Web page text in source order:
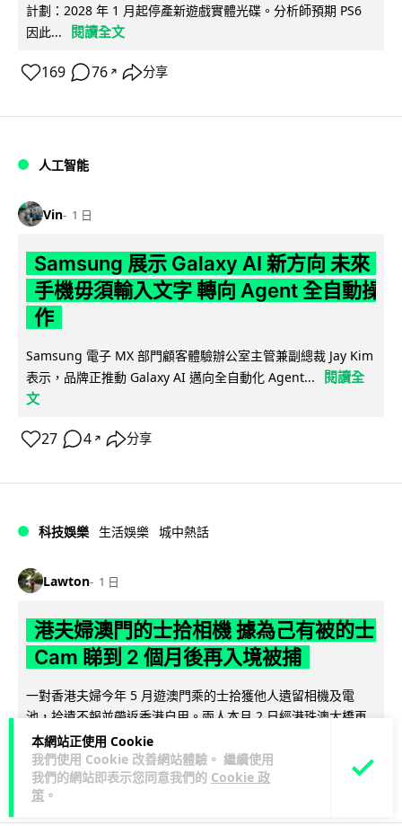
本網站正使用 Cookie
我們使用 Cookie 改善網站體驗。 繼續使用
我們的網站即表示您同意我們的 Cookie 政
策 。
計劃：2028 年 1 月起停產新遊戲實體光碟。分析師預期 PS6
因此...
閱讀全文
169 76 ↗ 分享
人工智能
Vin 1 日
Samsung 展示 Galaxy AI 新方向 未來
手機毋須輸入文字 轉向 Agent 全自動操
作
Samsung 電子 MX 部門顧客體驗辦公室主管兼副總裁 Jay Kim
表示，品牌正推動 Galaxy AI 邁向全自動化 Agent...
閱讀全
文
27 4 ↗ 分享
科技娛樂 生活娛樂 城中熱話
Lawton 1 日
港夫婦澳門的士拾相機 據為己有被的士
Cam 睇到 2 個月後再入境被捕
一對香港夫婦今年 5 月遊澳門乘的士拾獲他人遺留相機及電
池，拾遺不報並帶返香港自用。兩人本月 2 日經港珠澳大橋再
次入境澳門時，被治安警察局...
532 75 ↗ 分享